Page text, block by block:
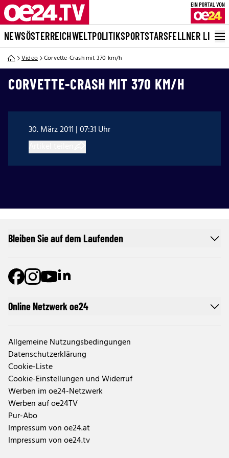
NEWSÖSTERREICHWELTPOLITIKSPORTSTARSFELLNER LIVE
Video Corvette-Crash mit 370 km/h
CORVETTE-CRASH MIT 370 KM/H
30. März 2011 | 07:31 Uhr
Online Netzwerk oe24
Allgemeine Nutzungsbedingungen
Datenschutzerklärung
Cookie-Liste
Cookie-Einstellungen und Widerruf
Werben im oe24-Netzwerk
Werben auf oe24TV
Pur-Abo
Impressum von oe24.at
Impressum von oe24.tv
Bleiben Sie auf dem Laufenden